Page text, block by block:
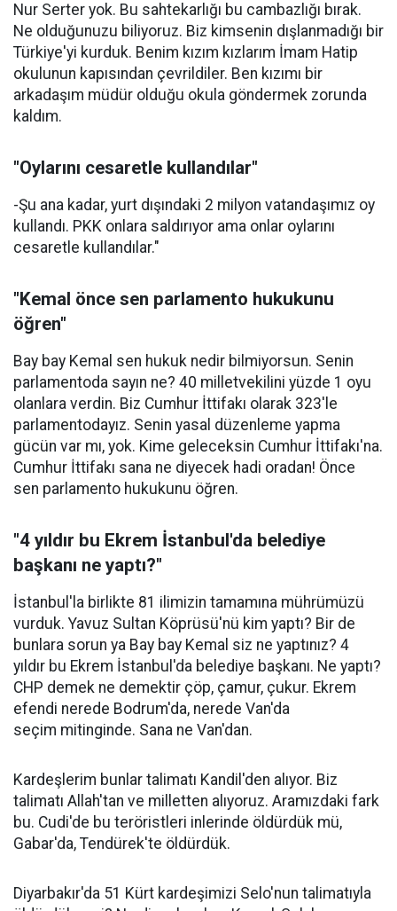
Nur Serter yok. Bu sahtekarlığı bu cambazlığı bırak.
Ne olduğunuzu biliyoruz. Biz kimsenin dışlanmadığı bir
Türkiye'yi kurduk. Benim kızım kızlarım İmam Hatip
okulunun kapısından çevrildiler. Ben kızımı bir
arkadaşım müdür olduğu okula göndermek zorunda
kaldım.
"Oylarını cesaretle kullandılar"
-Şu ana kadar, yurt dışındaki 2 milyon vatandaşımız oy
kullandı. PKK onlara saldırıyor ama onlar oylarını
cesaretle kullandılar."
"Kemal önce sen parlamento hukukunu
öğren"
Bay bay Kemal sen hukuk nedir bilmiyorsun. Senin
parlamentoda sayın ne? 40 milletvekilini yüzde 1 oyu
olanlara verdin. Biz Cumhur İttifakı olarak 323'le
parlamentodayız. Senin yasal düzenleme yapma
gücün var mı, yok. Kime geleceksin Cumhur İttifakı'na.
Cumhur İttifakı sana ne diyecek hadi oradan! Önce
sen parlamento hukukunu öğren.
"4 yıldır bu Ekrem İstanbul'da belediye
başkanı ne yaptı?"
İstanbul'la birlikte 81 ilimizin tamamına mührümüzü
vurduk. Yavuz Sultan Köprüsü'nü kim yaptı? Bir de
bunlara sorun ya Bay bay Kemal siz ne yaptınız? 4
yıldır bu Ekrem İstanbul'da belediye başkanı. Ne yaptı?
CHP demek ne demektir çöp, çamur, çukur. Ekrem
efendi nerede Bodrum'da, nerede Van'da
seçim mitinginde. Sana ne Van'dan.
Kardeşlerim bunlar talimatı Kandil'den alıyor. Biz
talimatı Allah'tan ve milletten alıyoruz. Aramızdaki fark
bu. Cudi'de bu teröristleri inlerinde öldürdük mü,
Gabar'da, Tendürek'te öldürdük.
Diyarbakır'da 51 Kürt kardeşimizi Selo'nun talimatıyla